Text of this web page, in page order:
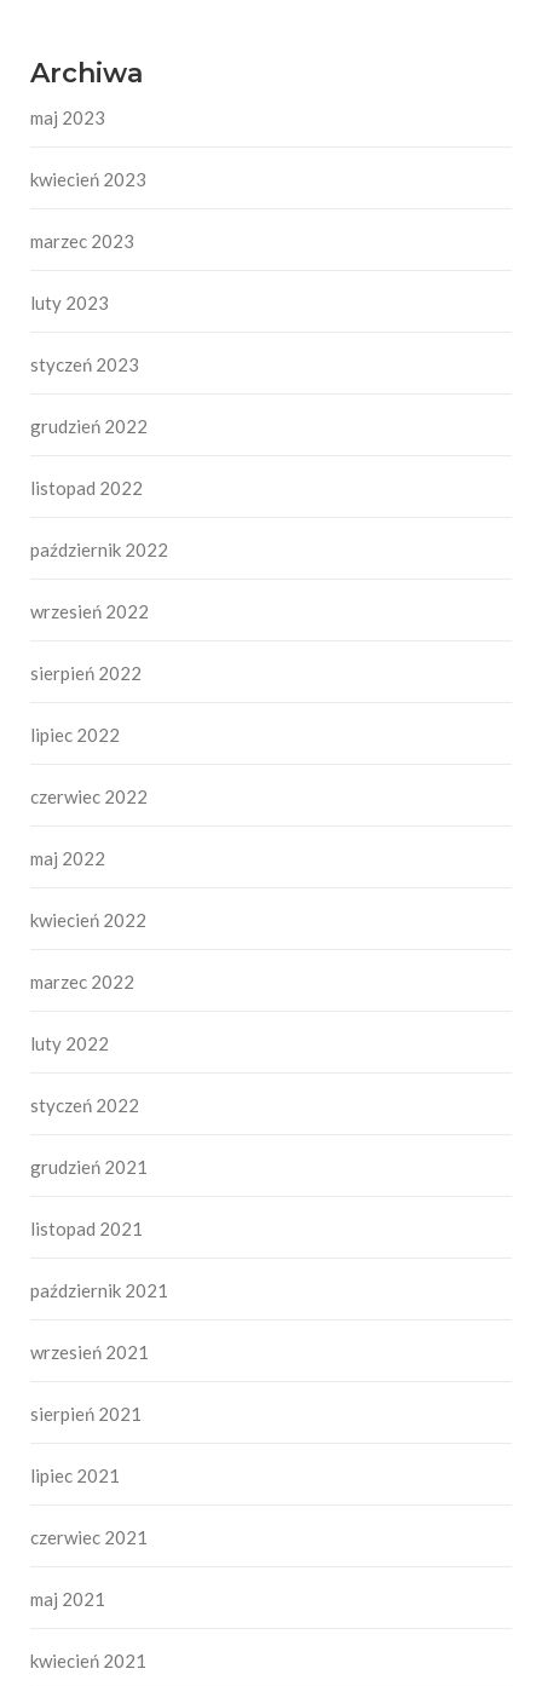
Archiwa
maj 2023
kwiecień 2023
marzec 2023
luty 2023
styczeń 2023
grudzień 2022
listopad 2022
październik 2022
wrzesień 2022
sierpień 2022
lipiec 2022
czerwiec 2022
maj 2022
kwiecień 2022
marzec 2022
luty 2022
styczeń 2022
grudzień 2021
listopad 2021
październik 2021
wrzesień 2021
sierpień 2021
lipiec 2021
czerwiec 2021
maj 2021
kwiecień 2021